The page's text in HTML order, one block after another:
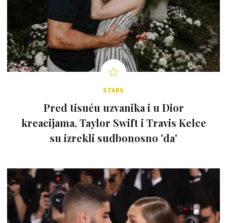
STARS
Pred tisuću uzvanika i u Dior
kreacijama, Taylor Swift i Travis Kelce
su izrekli sudbonosno 'da'